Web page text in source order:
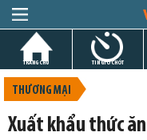
TRANG CHỦ TIN GIỜ CHÓT
THƯƠNG MẠI
Xuất khẩu thức